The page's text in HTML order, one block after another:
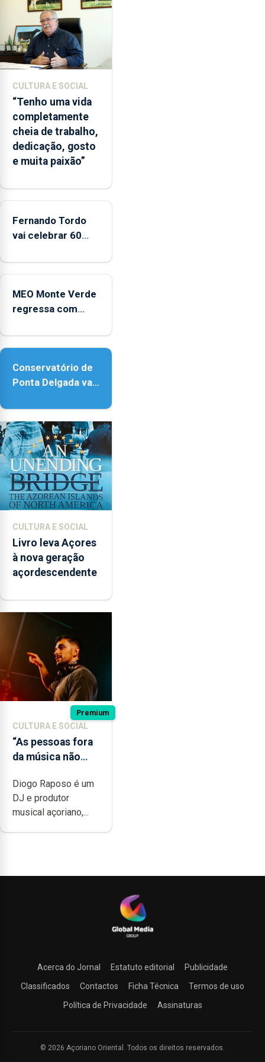
vez
desde
o
início
da
época
balnear
CULTURA E SOCIAL
“Tenho uma vida
completamente
cheia de trabalho,
dedicação, gosto
e muita paixão”
Fernando Tordo
vai celebrar 60
no Coliseu
MEO Monte Verde
regressa com
acessibilidade
Conservatório de
Ponta Delgada vai
instrumentos
CULTURA E SOCIAL
Livro leva Açores
à nova geração
açordescendente
Premium
CULTURA E SOCIAL
“As pessoas fora
da música não
quão difícil é
produzir uma
música”
Diogo Raposo é um
DJ e produtor
musical açoriano,...
Acerca do Jornal Estatuto editorial
Publicidade
Classificados
Contactos Ficha Técnica
Termos de uso
Política de Privacidade
Assinaturas
© 2026 Açoriano Oriental. Todos os direitos reservados.